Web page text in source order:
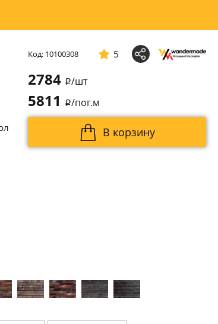
Код: 10100308 5
2784 i/шт
5811 i/пог.м
В корзину